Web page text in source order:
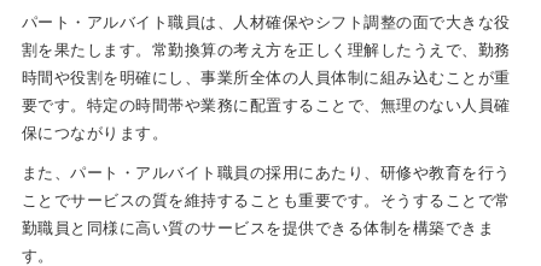
パート・アルバイト職員は、人材確保やシフト調整の面で大きな役
割を果たします。常勤換算の考え方を正しく理解したうえで、勤務
時間や役割を明確にし、事業所全体の人員体制に組み込むことが重
要です。特定の時間帯や業務に配置することで、無理のない人員確
保につながります。
また、パート・アルバイト職員の採用にあたり、研修や教育を行う
ことでサービスの質を維持することも重要です。そうすることで常
勤職員と同様に高い質のサービスを提供できる体制を構築できま
す。